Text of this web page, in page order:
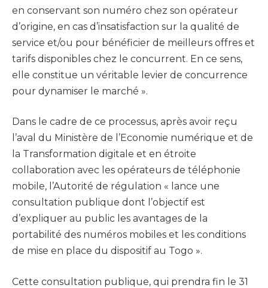
en conservant son numéro chez son opérateur
d’origine, en cas d’insatisfaction sur la qualité de
service et/ou pour bénéficier de meilleurs offres et
tarifs disponibles chez le concurrent. En ce sens,
elle constitue un véritable levier de concurrence
pour dynamiser le marché ».
Dans le cadre de ce processus, après avoir reçu
l’aval du Ministère de l’Economie numérique et de
la Transformation digitale et en étroite
collaboration avec les opérateurs de téléphonie
mobile, l’Autorité de régulation « lance une
consultation publique dont l’objectif est
d’expliquer au public les avantages de la
portabilité des numéros mobiles et les conditions
de mise en place du dispositif au Togo ».
Cette consultation publique, qui prendra fin le 31